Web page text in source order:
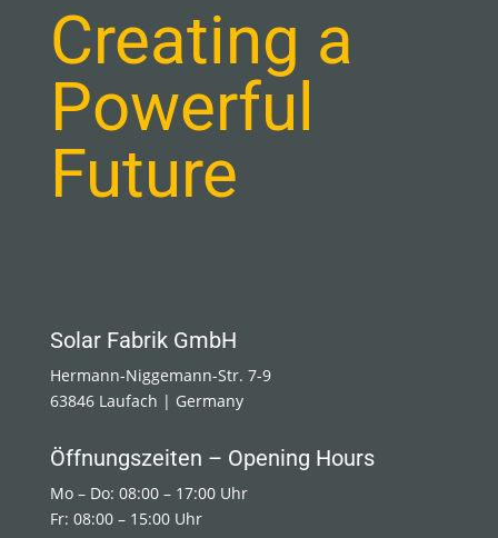
Creating a
Powerful
Future
Solar Fabrik GmbH
Hermann-Niggemann-Str. 7-9
63846 Laufach | Germany
Öffnungszeiten – Opening Hours
Mo – Do: 08:00 – 17:00 Uhr
Fr: 08:00 – 15:00 Uhr